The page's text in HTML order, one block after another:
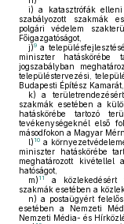
i) a katasztrófák elleni
szabályozott szakmák
polgári védelem
Főigazgatóságot,
j)9 a
miniszter hatáskörébe
jogszabályban
településtervezési,
Budapesti Építész
k) a
szakmák esetében a
hatáskörébe tartozó
tevékenységeknél első
másodfokon a Magyar
l) 10 a
miniszter hatáskörébe
meghatározott kivétellel
hatóságot,
m) 11
a közlekedésért
szakmák esetében a
n) a postaügyért
esetében a Nemzeti
Nemzeti Média- és